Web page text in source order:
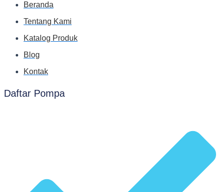
Beranda
Tentang Kami
Katalog Produk
Blog
Kontak
Daftar Pompa